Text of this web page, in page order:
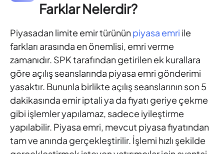
Farklar Nelerdir?
Piyasadan limite emir türününpiyasa emri ile
farkları arasında en önemlisi, emri verme
zamanıdır. SPK tarafından getirilen ek kurallara
göre açılış seanslarında piyasa emri gönderimi
yasaktır. Bununla birlikte açılış seanslarının son 5
dakikasında emir iptali ya da fiyatı geriye çekme
gibi işlemler yapılamaz, sadece iyileştirme
yapılabilir. Piyasa emri, mevcut piyasa fiyatından
tam ve anında gerçekleştirilir. İşlemi hızlı şekilde